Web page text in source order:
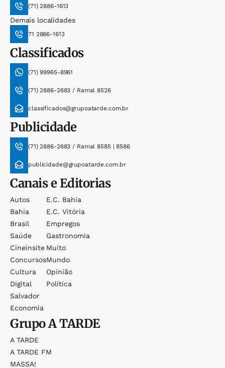
(71) 2886-1613
Demais localidades
71 2886-1613
Classificados
(71) 99965-8961
(71) 2886-2683 / Ramal 8526
classificados@grupoatarde.com.br
Publicidade
(71) 2886-2683 / Ramal 8585 | 8586
publicidade@grupoatarde.com.br
Canais e Editorias
Autos
Bahia
Brasil
Saúde
Cineinsite
Concursos
Cultura
Digital
Salvador
Economia
E.c. Bahia
E.c. Vitória
Empregos
Gastronomia
Muito
Mundo
Opinião
Política
GrupoA TARDE
A TARDE
A TARDE FM
MASSA!